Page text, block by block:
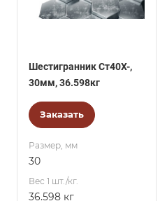
Шестигранник Ст40Х-,
30мм, 36.598кг
Заказать
Размер, мм
30
Вес 1 шт./кг.
36.598 кг